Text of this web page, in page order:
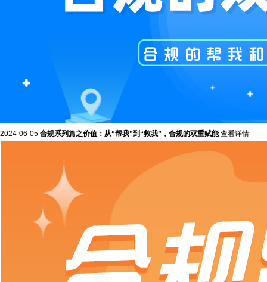
2024-06-05 合规系列篇之价值：从“帮我”到“救我”，合规的双重赋能 查看详情